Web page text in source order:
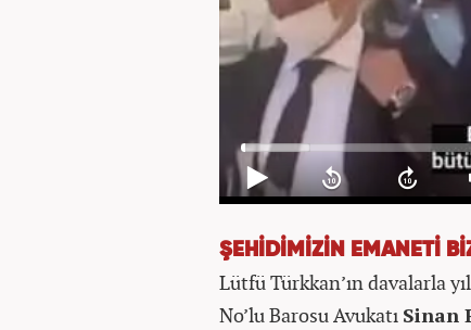
ŞEHİDİMİZİN EMANETİ
Lütfü Türkkan’ın davalarla
No’lu Barosu Avukatı Sinan